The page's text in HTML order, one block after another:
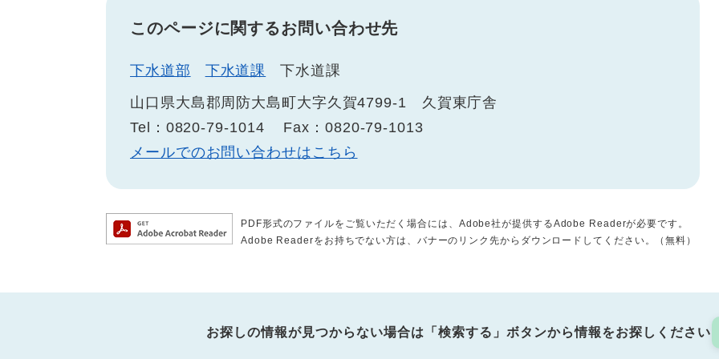
このページに関するお問い合わせ先
下水道部 下水道課
下水道課
山口県大島郡周防大島町大字久賀4799-1 久賀東庁舎
Tel：0820-79-1014
Fax：0820-79-1013
メールでのお問い合わせはこちら
PDF形式のファイルをご覧いただく場合には、Adobe社が提供するAdobe Readerが必要です。
Adobe Readerをお持ちでない方は、バナーのリンク先からダウンロードしてください。（無料）
お探しの情報が見つからない場合は「検索する」ボタンから情報をお探しください